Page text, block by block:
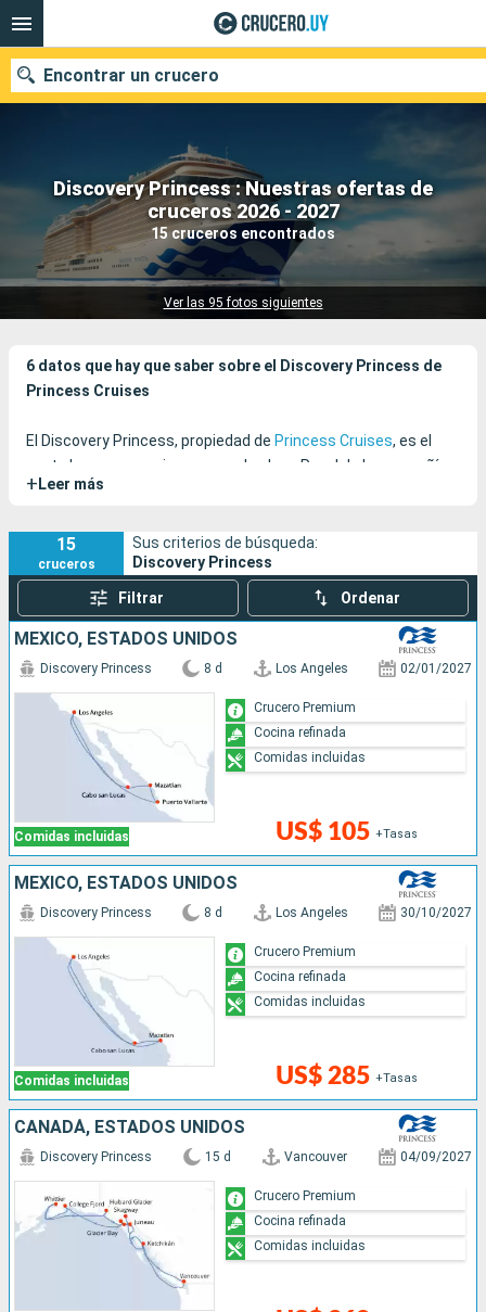
Discovery Princess : Nuestras ofertas de
cruceros 2026 - 2027
15 cruceros encontrados
Ver las 95 fotos siguientes
Encontrar un crucero
Nuestros destinos
Fecha de salida
6 datos que hay que saber sobre el Discovery Princess de
Princess Cruises
El Discovery Princess, propiedad de Princess Cruises, es el
sexto barco que se incorpora a la clase Royal de la compañía.
Este novedoso barco reúne dos características que
extraordinarias aventuras en los rincones más lejanos del
mundo.
+ Leer más
15
cruceros
Sus criterios de búsqueda:
Discovery Princess
Filtrar Ordenar
MÉXICO, ESTADOS UNIDOS
Comidas incluidas
Discovery Princess 8 d Los Angeles 02/01/2027
US$ 105 +Tasas
Crucero Premium
Cocina refinada
Comidas incluidas
MÉXICO, ESTADOS UNIDOS
Comidas incluidas
Discovery Princess 8 d Los Angeles 30/10/2027
US$ 285 +Tasas
Crucero Premium
Cocina refinada
Comidas incluidas
CANADÁ, ESTADOS UNIDOS
Discovery Princess 15 d Vancouver 04/09/2027
Crucero Premium
Cocina refinada
Comidas incluidas